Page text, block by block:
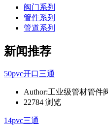
阀门系列
管件系列
管道系列
新闻推荐
50pvc开口三通
Author:工业级管材管件
22784 浏览
14pvc三通